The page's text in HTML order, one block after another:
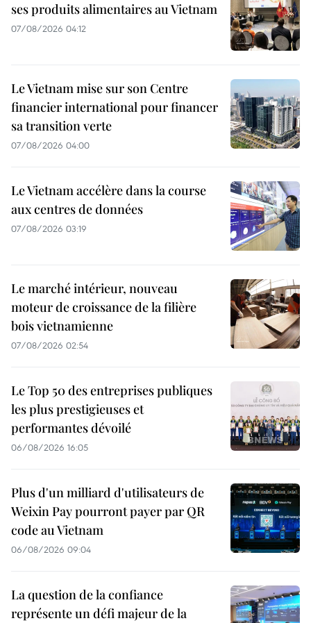
ses produits alimentaires au Vietnam
07/08/2026 04:12
Le Vietnam mise sur son Centre
financier international pour financer
sa transition verte
07/08/2026 04:00
Le Vietnam accélère dans la course
aux centres de données
07/08/2026 03:19
Le marché intérieur, nouveau
moteur de croissance de la filière
bois vietnamienne
07/08/2026 02:54
Le Top 50 des entreprises publiques
les plus prestigieuses et
performantes dévoilé
06/08/2026 16:05
Plus d'un milliard d'utilisateurs de
Weixin Pay pourront payer par QR
code au Vietnam
06/08/2026 09:04
La question de la confiance
représente un défi majeur de la